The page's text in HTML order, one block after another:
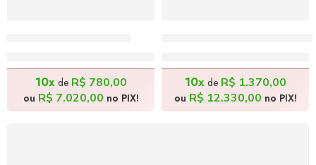
10xde R$ 780,00
ou R$ 7.020,00 no PIX!
10xde R$ 1.370,00
ou R$ 12.330,00 no PIX!